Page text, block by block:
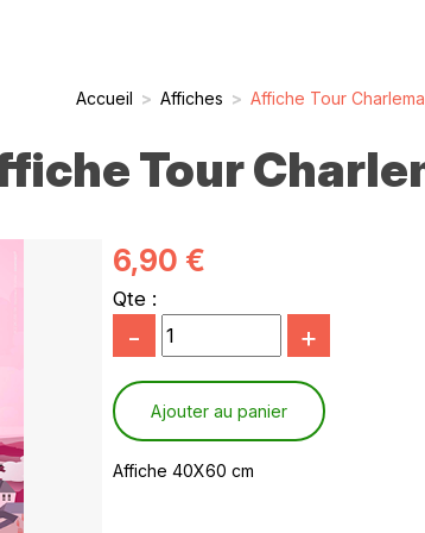
Accueil > Affiches > Affiche Tour
Tour
6,90 €
Qte :
- +
Affiche 40X60 cm